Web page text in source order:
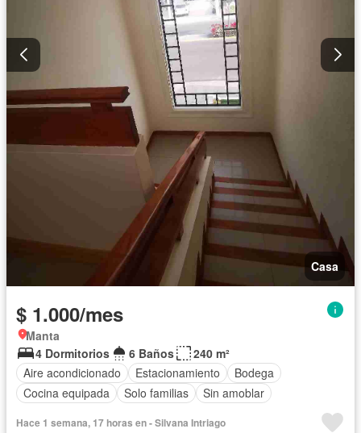
Casa
$ 1.000/mes
Manta
4 Dormitorios
6 Baños
240 m²
Aire acondicionado
Estacionamiento
Bodega
Cocina equipada
Solo familias Sin amoblar
Hace 1 semana, 17 horas en - Silvana Intriago